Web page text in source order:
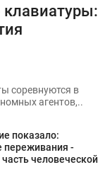
соревнуются в
агентов,..
показало:
-
человеческой